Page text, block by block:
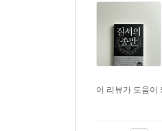
미국의 쇠퇴는 상
고, 문화적 기준
명적 쇠퇴는 근본
--- p.158~159쪽
이 리뷰가 도움이